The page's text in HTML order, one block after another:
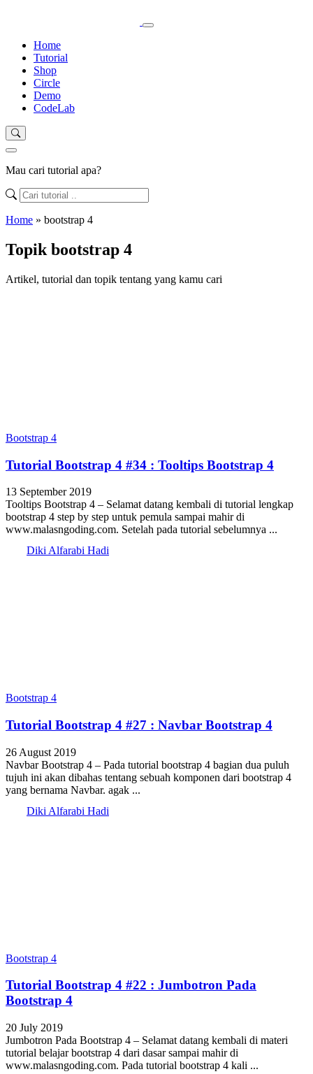
Home
Tutorial
Shop
Circle
Demo
CodeLab
Mau cari tutorial apa?
Home » bootstrap 4
Topik bootstrap 4
Artikel, tutorial dan topik tentang yang kamu cari
Bootstrap 4
Tutorial Bootstrap 4 #34 : Tooltips Bootstrap 4
13 September 2019
Tooltips Bootstrap 4 – Selamat datang kembali di tutorial lengkap
bootstrap 4 step by step untuk pemula sampai mahir di
www.malasngoding.com. Setelah pada tutorial sebelumnya ...
Diki Alfarabi Hadi
Bootstrap 4
Tutorial Bootstrap 4 #27 : Navbar Bootstrap 4
26 August 2019
Navbar Bootstrap 4 – Pada tutorial bootstrap 4 bagian dua puluh
tujuh ini akan dibahas tentang sebuah komponen dari bootstrap 4
yang bernama Navbar. agak ...
Diki Alfarabi Hadi
Bootstrap 4
Tutorial Bootstrap 4 #22 : Jumbotron Pada
Bootstrap 4
20 July 2019
Jumbotron Pada Bootstrap 4 – Selamat datang kembali di materi
tutorial belajar bootstrap 4 dari dasar sampai mahir di
www.malasngoding.com. Pada tutorial bootstrap 4 kali ...